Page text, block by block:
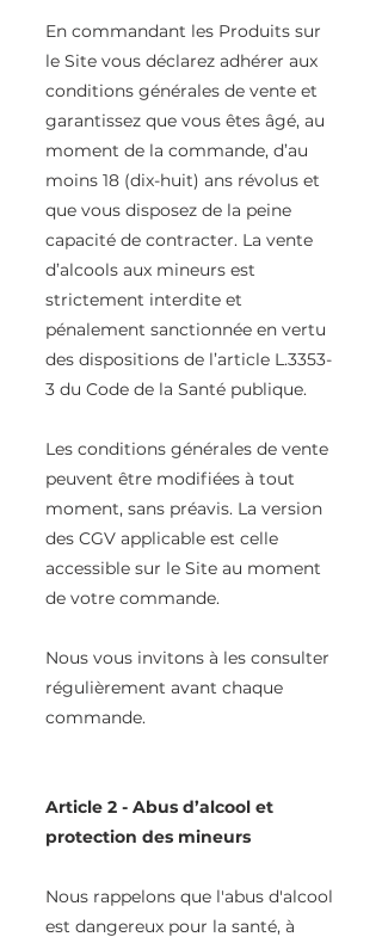
En commandant les Produits sur
le Site vous déclarez adhérer aux
conditions générales de vente et
garantissez que vous êtes âgé, au
moment de la commande, d’au
moins 18 (dix-huit) ans révolus et
que vous disposez de la peine
capacité de contracter. La vente
d’alcools aux mineurs est
strictement interdite et
pénalement sanctionnée en vertu
des dispositions de l’article L.3353-
3 du Code de la Santé publique.
Les conditions générales de vente
peuvent être modifiées à tout
moment, sans préavis. La version
des CGV applicable est celle
accessible sur le Site au moment
de votre commande.
Nous vous invitons à les consulter
régulièrement avant chaque
commande.
Article 2 - Abus d’alcool et
protection des mineurs
Nous rappelons que l'abus d'alcool
est dangereux pour la santé, à